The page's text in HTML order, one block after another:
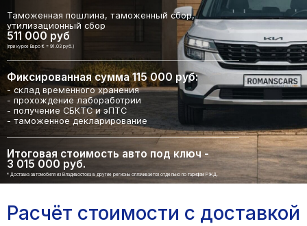
Таможенная пошлина, таможенный сбор,
утилизационный сбор
511 000 руб
(при курсе Евро € = 91.03 руб.)
Фиксированная сумма 115 000 руб:
- склад временного хранения
- прохождение лабоработрии
- получение СБКТС и эПТС
- таможенное декларирование
Итоговая стоимость авто под ключ -
3 015 000 руб.
* Доставка автомобиля из Владивостока в другие регионы оплачивается отдельно по тарифам РЖД.
Расчёт стоимости с доставкой